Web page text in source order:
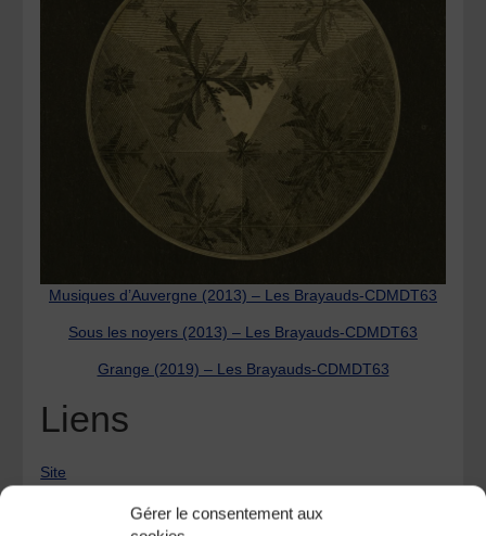
Gérer le consentement aux
Musiques d’Auvergne (2013) – Les Brayauds-CDMDT63
Sous les noyers (2013) – Les Brayauds-CDMDT63
Grange (2019) – Les Brayauds-CDMDT63
Liens
Site